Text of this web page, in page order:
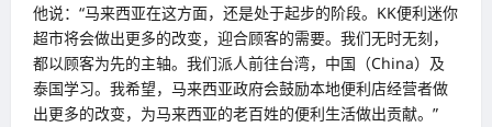
他说：“马来西亚在这方面，还是处于起步的阶段。KK便利迷你
超市将会做出更多的改变，迎合顾客的需要。我们无时无刻，
都以顾客为先的主轴。我们派人前往台湾，中国（China）及
泰国学习。我希望，马来西亚政府会鼓励本地便利店经营者做
出更多的改变，为马来西亚的老百姓的便利生活做出贡献。”